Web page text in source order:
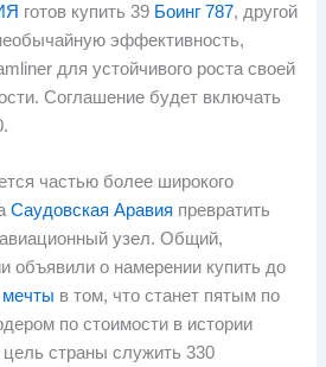
готов купить 39 Боинг 787, другой
эффективность,
для устойчивого роста своей
Соглашение будет включать
частью более широкого
Саудовская Аравия превратить
узел. Общий,
объявили о намерении купить до
мечты в том, что станет пятым по
по стоимости в истории
страны служить 330